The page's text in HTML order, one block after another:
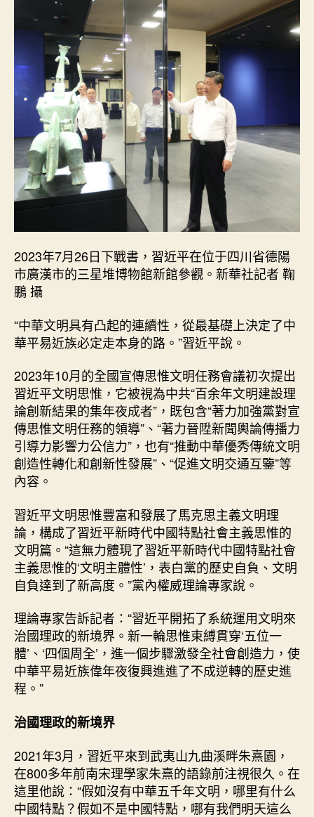
2023年7月26日下戰書，習近平在位于四川省德陽
市廣漢市的三星堆博物館新館參觀。新華社記者 鞠
鵬 攝
“中華文明具有凸起的連續性，從最基礎上決定了中
華平易近族必定走本身的路。”習近平說。
2023年10月的全國宣傳思惟文明任務會議初次提出
習近平文明思惟，它被視為中共“百余年文明建設理
論創新結果的集年夜成者”，既包含“著力加強黨對宣
傳思惟文明任務的領導”、“著力晉陞新聞輿論傳播力
引導力影響力公信力”，也有“推動中華優秀傳統文明
創造性轉化和創新性發展”、“促進文明交通互鑒”等
內容。
習近平文明思惟豐富和發展了馬克思主義文明理
論，構成了習近平新時代中國特點社會主義思惟的
文明篇。“這無力體現了習近平新時代中國特點社會
主義思惟的‘文明主體性’，表白黨的歷史自負、文明
自負達到了新高度。”黨內權威理論專家說。
理論專家告訴記者：“習近平開拓了系統運用文明來
治國理政的新境界。新一輪思惟束縛貫穿‘五位一
體’、‘四個周全’，進一個步驟激發全社會創造力，使
中華平易近族偉年夜復興進進了不成逆轉的歷史進
程。”
治國理政的新境界
2021年3月，習近平來到武夷山九曲溪畔朱熹園，
在800多年前南宋理學家朱熹的語錄前注視很久。在
這里他說：“假如沒有中華五千年文明，哪里有什么
中國特點？假如不是中國特點，哪有我們明天這么